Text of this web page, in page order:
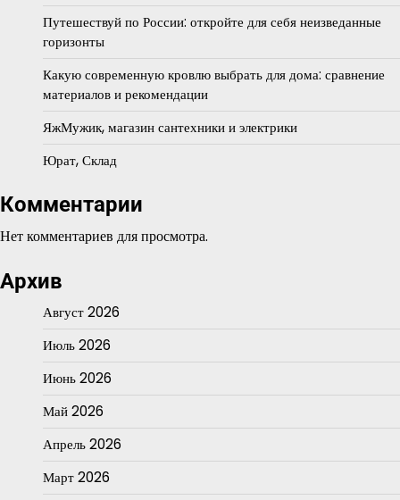
Путешествуй по России: откройте для себя неизведанные
горизонты
Какую современную кровлю выбрать для дома: сравнение
материалов и рекомендации
ЯжМужик, магазин сантехники и электрики
Юрат, Склад
Комментарии
Нет комментариев для просмотра.
Архив
Август 2026
Июль 2026
Июнь 2026
Май 2026
Апрель 2026
Март 2026